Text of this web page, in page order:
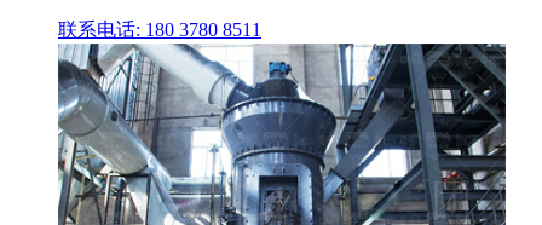
联系电话: 180 3780 8511